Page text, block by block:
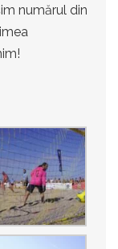
numărul din